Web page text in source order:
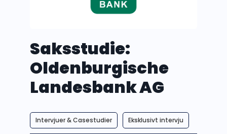
Saksstudie:
Oldenburgische
Landesbank AG
Intervjuer & Casestudier Eksklusivt intervju